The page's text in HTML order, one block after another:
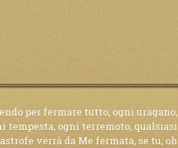
per fermare tutto, ogni uragano,
tempesta, ogni terremoto, qualsiasi
verrà da Me fermata, se tu, oh